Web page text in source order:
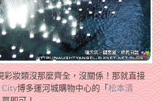
彩妝類沒那麼齊全，沒關係！那就直接
City博多運河城購物中心的「松本清